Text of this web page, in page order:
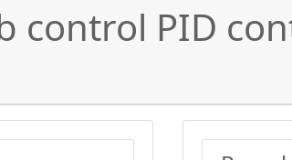
control PID